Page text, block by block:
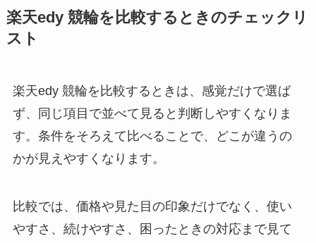
楽天edy 競輪を比較するときのチェックリ
スト
楽天edy 競輪を比較するときは、感覚だけで選ば
ず、同じ項目で並べて見ると判断しやすくなりま
す。条件をそろえて比べることで、どこが違うの
かが見えやすくなります。
比較では、価格や見た目の印象だけでなく、使い
やすさ、続けやすさ、困ったときの対応まで見て